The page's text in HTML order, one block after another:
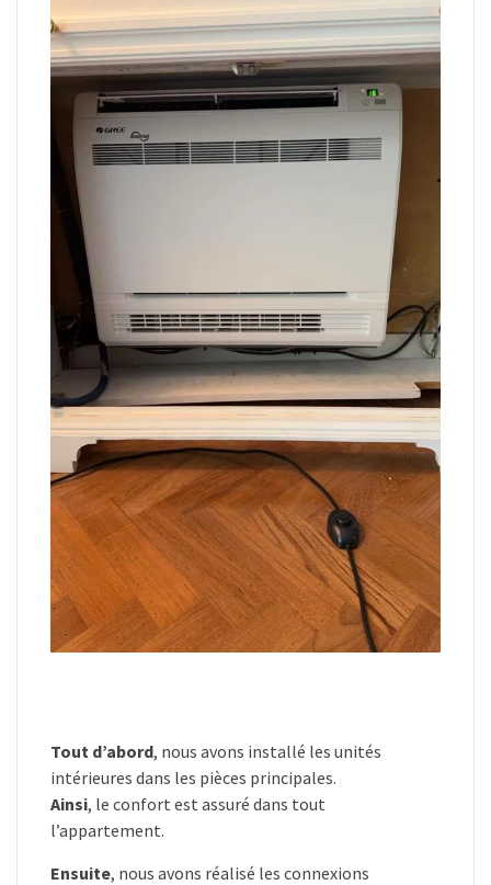
Tout d’abord, nous avons installé les unités
intérieures dans les pièces principales.
Ainsi, le confort est assuré dans tout
l’appartement.
Ensuite, nous avons réalisé les connexions